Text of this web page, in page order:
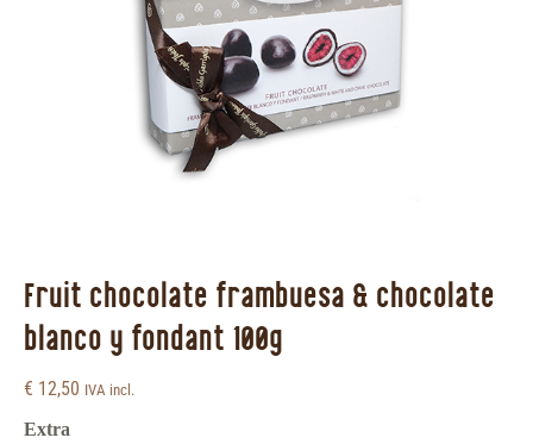
Fruit chocolate frambuesa & chocolate
blanco y fondant 100g
€ 12,50 IVA incl.
Extra